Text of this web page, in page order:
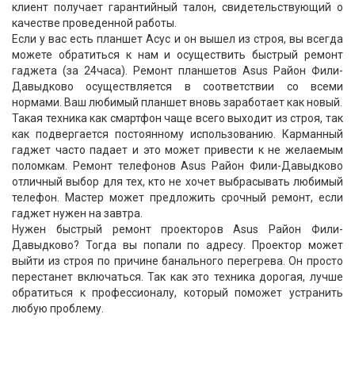
клиент получает гарантийный талон, свидетельствующий о
качестве проведенной работы.
Если у вас есть планшет Асус и он вышел из строя, вы всегда
можете обратиться к нам и осуществить быстрый ремонт
гаджета (за 24часа). Ремонт планшетов Asus Район Фили-
Давыдково осуществляется в соответствии со всеми
нормами. Ваш любимый планшет вновь заработает как новый.
Такая техника как смартфон чаще всего выходит из строя, так
как подвергается постоянному использованию. Карманный
гаджет часто падает и это может привести к не желаемым
поломкам. Ремонт телефонов Asus Район Фили-Давыдково
отличный выбор для тех, кто не хочет выбрасывать любимый
телефон. Мастер может предложить срочный ремонт, если
гаджет нужен на завтра.
Нужен быстрый ремонт проекторов Asus Район Фили-
Давыдково? Тогда вы попали по адресу. Проектор может
выйти из строя по причине банального перегрева. Он просто
перестанет включаться. Так как это техника дорогая, лучше
обратиться к профессионалу, который поможет устранить
любую проблему.